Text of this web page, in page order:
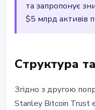
та запропонує
$5 млрд активів
Структура
Згідно з другою
Stanley Bitcoin Trust